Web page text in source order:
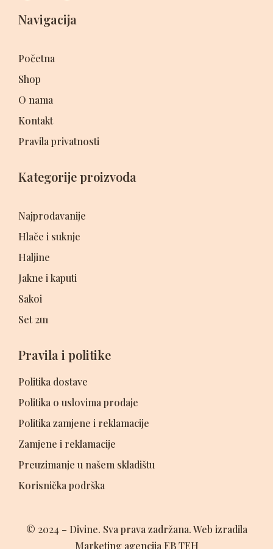
Navigacija
Početna
Shop
O nama
Kontakt
Pravila privatnosti
Kategorije proizvoda
Najprodavanije
Hlače i suknje
Haljine
Jakne i kaputi
Sakoi
Set 2u1
Pravila i politike
Politika dostave
Politika o uslovima prodaje
Politika zamjene i reklamacije
Zamjene i reklamacije
Preuzimanje u našem skladištu
Korisnička podrška
© 2024 – Divine. Sva prava zadržana. Web izradila
Marketing agencija EB TEH